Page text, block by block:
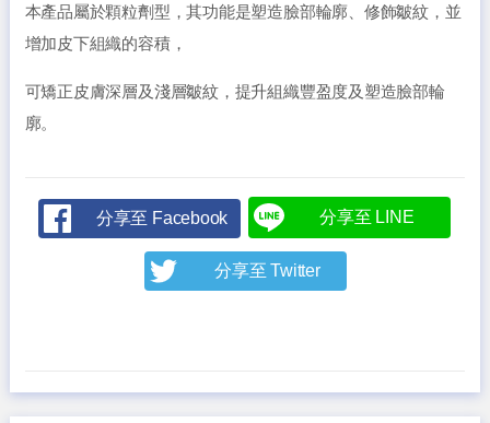
本產品屬於顆粒劑型，其功能是塑造臉部輪廓、修飾皺紋，並
增加皮下組織的容積，
可矯正皮膚深層及淺層皺紋，提升組織豐盈度及塑造臉部輪
廓。
分享至 Facebook 分享至 LINE
分享至 Twitter